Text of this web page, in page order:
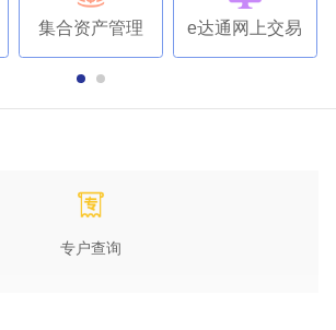
集合资产管理 e达通网上交易
专户查询